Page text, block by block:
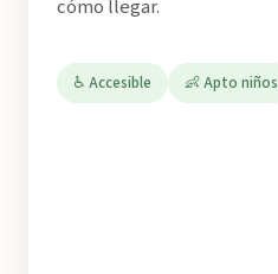
cómo llegar.
♿ Accesible 👶 Apto niños